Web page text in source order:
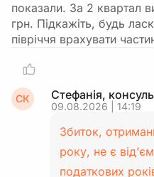
показали. За 2 квартал
грн. Підкажіть, будь
півріччя врахувати
СК Стефанія,
09.08.2026 | 14:19
Збиток,
року, не є
податкових